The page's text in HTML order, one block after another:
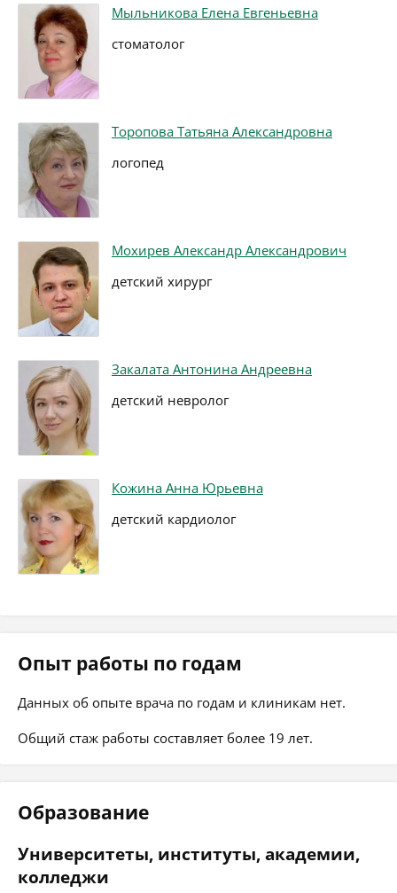
Мыльникова Елена Евгеньевна
стоматолог
Торопова Татьяна Александровна
логопед
Мохирев Александр Александрович
детский хирург
Закалата Антонина Андреевна
детский невролог
Кожина Анна Юрьевна
детский кардиолог
Опыт работы по годам
Данных об опыте врача по годам и клиникам нет.
Общий стаж работы составляет более 19 лет.
Образование
Университеты, институты, академии,
колледжи